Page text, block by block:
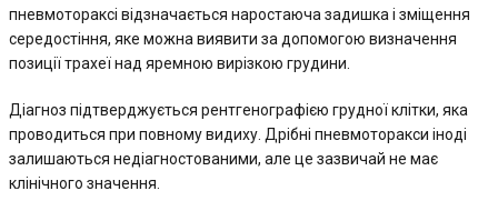
пневмотораксі відзначається наростаюча задишка і зміщення
середостіння, яке можна виявити за допомогою визначення
позиції трахеї над яремною вирізкою грудини.
Діагноз підтверджується рентгенографією грудної клітки, яка
проводиться при повному видиху. Дрібні пневмоторакси іноді
залишаються недіагностованими, але це зазвичай не має
клінічного значення.